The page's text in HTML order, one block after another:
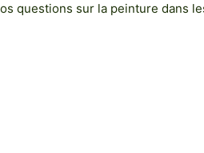
questions sur la peinture dans